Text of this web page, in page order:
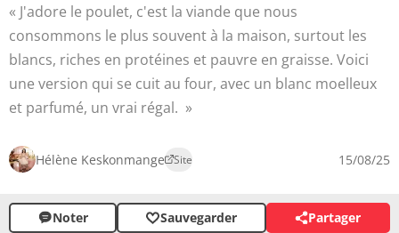
J'adore le poulet, c'est la viande que nous
consommons le plus souvent à la maison, surtout les
blancs, riches en protéines et pauvre en graisse. Voici
une version qui se cuit au four, avec un blanc moelleux
et parfumé, un vrai régal.
Hélène Keskonmange Site 15/08/25
Noter Sauvegarder Partager